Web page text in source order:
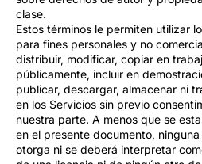
clase.
Estos términos le permiten utilizar
para fines personales y no
distribuir, modificar, copiar en
públicamente, incluir en
publicar, descargar, almacenar ni
en los Servicios sin previo
nuestra parte. A menos que se
en el presente documento,
otorga ni se deberá interpretar